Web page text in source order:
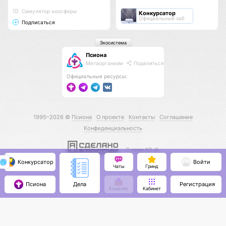
Cимулятор ноосферы
Подписаться
Конкурсатор
Официальный хаб
Псиона
Метаорганизм Поделиться
Официальные ресурсы:
Экосистема
1995–2026 © Псиона О проекте Контакты
Соглашение
Конфиденциальность
С нами КО 🕉️
Конкурсатор
Псиона Дела
Чаты Гринд
Кошелёк Кабинет
Войти
Регистрация